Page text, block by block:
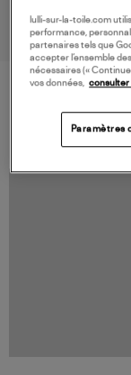
VOS DERNIERS
lulli-sur-la-toile.com
performance,
partenaires tels que
accepter l’ensemble
nécessaires («
vos données, consulter
Paramètres